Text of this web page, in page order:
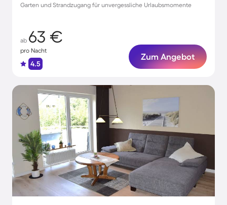
Garten und Strandzugang für unvergessliche Urlaubsmomente
ab 63 €
pro Nacht
4.5
Zum Angebot